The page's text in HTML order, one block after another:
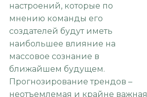
настроений, которые по
мнению команды его
создателей будут иметь
наибольшее влияние на
массовое сознание в
ближайшем будущем.
Прогнозирование трендов –
неотъемлемая и крайне важная